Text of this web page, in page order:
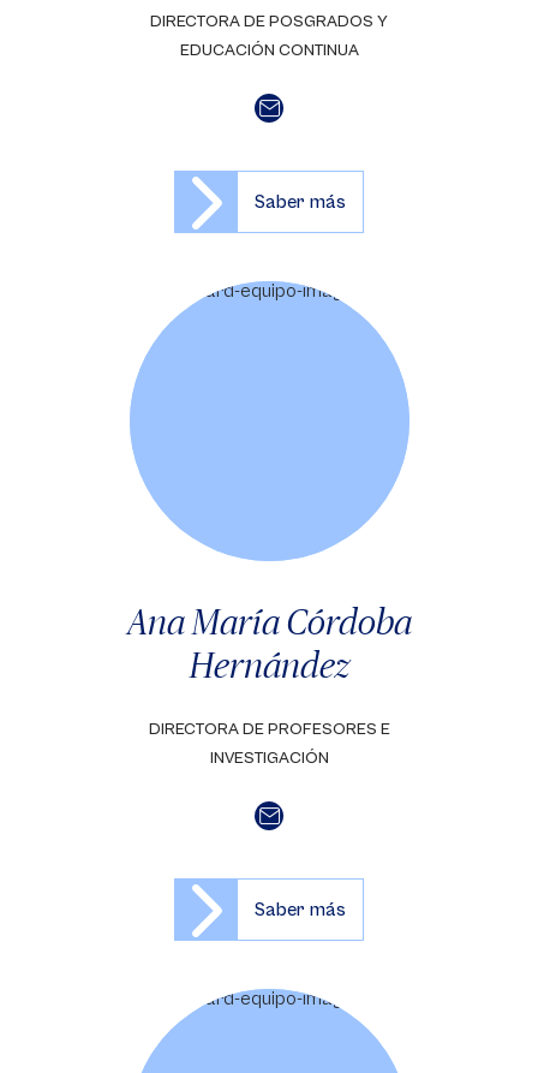
DIRECTORA DE POSGRADOS Y
EDUCACIÓN CONTINUA
Saber más
Ana María Córdoba
Hernández
DIRECTORA DE PROFESORES E
INVESTIGACIÓN
Saber más